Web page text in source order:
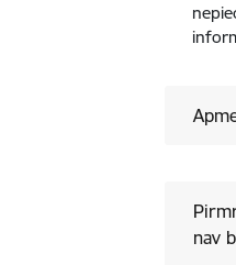
nav